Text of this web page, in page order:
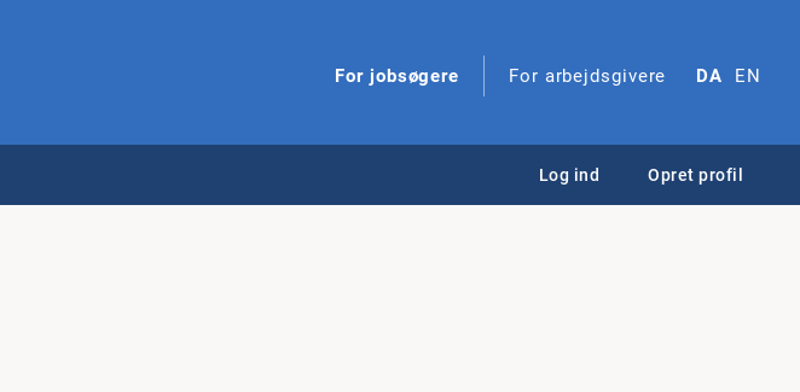
For jobsøgere For arbejdsgivere DA EN
Log ind Opret profil